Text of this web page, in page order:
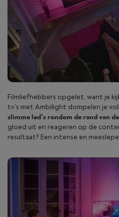
Filmliefhebbers opgelet, want je
tv’s met Ambilight dompelen je
slimme led's rondom de rand van
gloed uit en reageren op de
resultaat? Een intense en